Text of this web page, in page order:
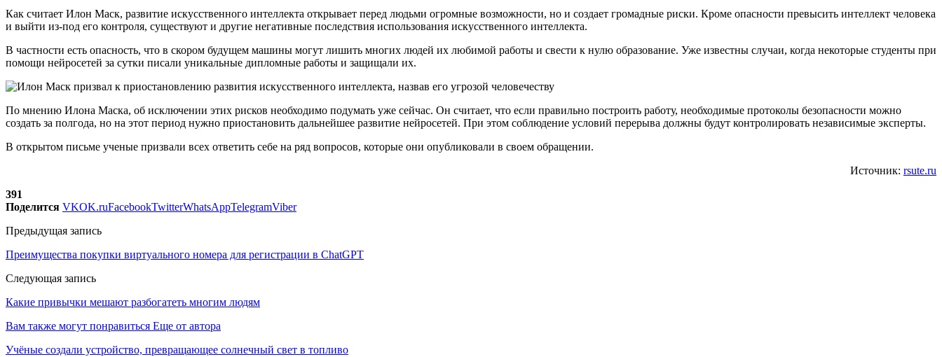
Как считает Илон Маск, развитие искусственного интеллекта открывает перед людьми огромные возможности, но и создает громадные риски. Кроме опасности превысить интеллект человека
и выйти из-под его контроля, существуют и другие негативные последствия использования искусственного интеллекта.
В частности есть опасность, что в скором будущем машины могут лишить многих людей их любимой работы и свести к нулю образование. Уже известны случаи, когда некоторые студенты при
помощи нейросетей за сутки писали уникальные дипломные работы и защищали их.
По мнению Илона Маска, об исключении этих рисков необходимо подумать уже сейчас. Он считает, что если правильно построить работу, необходимые протоколы безопасности можно
создать за полгода, но на этот период нужно приостановить дальнейшее развитие нейросетей. При этом соблюдение условий перерыва должны будут контролировать независимые эксперты.
В открытом письме ученые призвали всех ответить себе на ряд вопросов, которые они опубликовали в своем обращении.
Источник: rsute.ru
391
Поделится VKOK.ruFacebookTwitterWhatsAppTelegramViber
Предыдущая запись
Преимущества покупки виртуального номера для регистрации в ChatGPT
Следующая запись
Какие привычки мешают разбогатеть многим людям
Вам также могут понравиться Еще от автора
Учёные создали устройство, превращающее солнечный свет в топливо